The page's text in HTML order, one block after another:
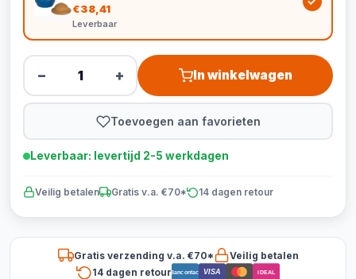
€38,41
Leverbaar
− + In winkelwagen
Toevoegen aan favorieten
Leverbaar: levertijd 2-5 werkdagen
Veilig betalen Gratis v.a. €70* 14 dagen retour
Gratis verzending v.a. €70*
Veilig betalen
14 dagen retourBancontact VISA iDEAL